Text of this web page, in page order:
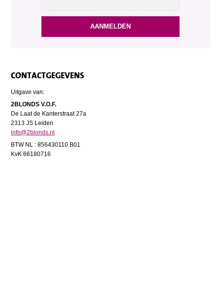
CONTACTGEGEVENS
Uitgave van:
2BLONDS V.O.F.
De Laat de Kanterstraat 27a
2313 JS Leiden
info@2blonds.nl
BTW NL : 856430110 B01
KvK 66180716